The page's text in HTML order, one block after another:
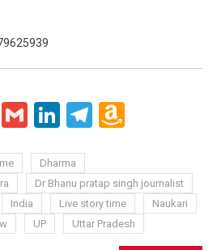
GmailLinkedIn
Telegram
Amazon
List
Dharma
Dr Bhanu pratap singh journalist
India Live story time
Naukari
UP Uttar Pradesh